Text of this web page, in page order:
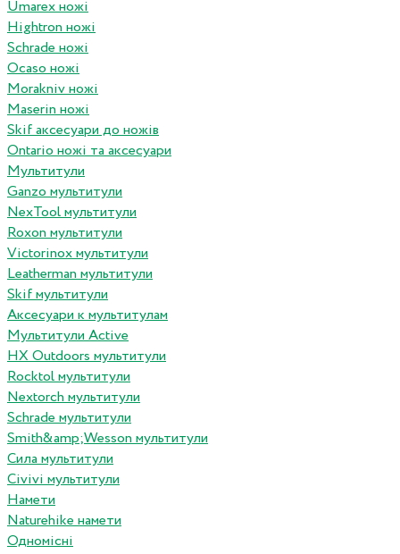
Umarex ножі
Hightron ножі
Schrade ножі
Ocaso ножі
Morakniv ножі
Maserin ножі
Skif аксесуари до ножів
Ontario ножі та аксесуари
Мультитули
Ganzo мультитули
NexTool мультитули
Roxon мультитули
Victorinox мультитули
Leatherman мультитули
Skif мультитули
Аксесуари к мультитулам
Мультитули Active
HX Outdoors мультитули
Rocktol мультитули
Nextorch мультитули
Schrade мультитули
Smith&amp;Wesson мультитули
Сила мультитули
Civivi мультитули
Намети
Naturehike намети
Одномісні